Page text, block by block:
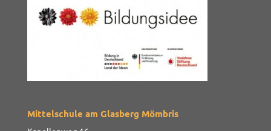
Mittelschule am Glasberg Mömbris